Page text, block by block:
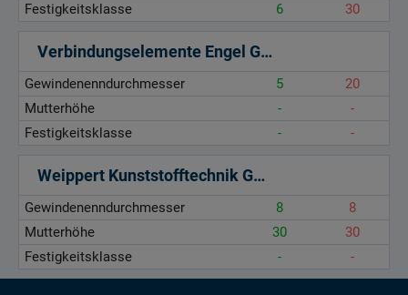
Festigkeitsklasse
6 30
Verbindungselemente Engel GmbH
Gewindenenndurchmesser 5
20
Mutterhöhe
-
-
Festigkeitsklasse
- -
Weippert Kunststofftechnik GmbH & Co. KG
Gewindenenndurchmesser 8
8
Mutterhöhe
30
30
Festigkeitsklasse
- -